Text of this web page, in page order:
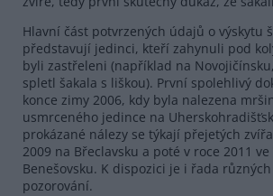
Hlavní část potvrzených údajů o výskytu
představují jedinci, kteří zahynuli pod
byli zastřeleni (například na
spletl šakala s liškou). První spolehlivý
konce zimy 2006, kdy byla nalezena
usmrceného jedince na
prokázané nálezy se týkají přejetých
2009 na Břeclavsku a poté v roce 2011
Benešovsku. K dispozici je i řada
pozorování.